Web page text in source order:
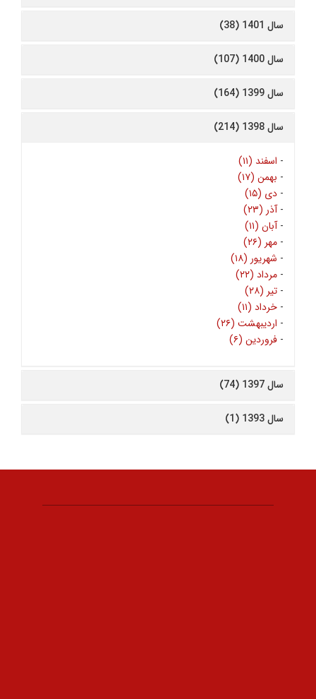
سال 1401 (38)
سال 1400 (107)
سال 1399 (164)
سال 1398 (214)
- اسفند (۱۱)
- بهمن (۱۷)
- دی (۱۵)
-آذر (۲۳)
-آبان (۱۱)
- مهر (۲۶)
- شهریور (۱۸)
- مرداد (۲۲)
- تیر (۲۸)
- خرداد (۱۱)
- اردیبهشت (۲۶)
- فروردین (۶)
سال 1397 (74)
سال 1393 (1)